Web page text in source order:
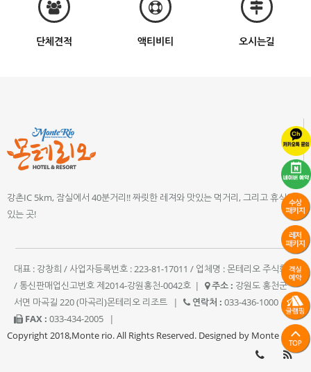
단체견적 액티비티 오시는길
강촌IC 5km, 잠실에서 40분거리!! 짜릿한 레져와 맛있는 먹거리, 그리고 휴식이
있는 곳!
대표 : 강창희 / 사업자등록번호 : 223-81-17011 / 업체명 : 몬테리오 주식회사
/ 통신판매업신고번호 제2014-강원홍천-0042호 | 주소 : 강원도 홍천군
서면 마곡길 220 (마곡리)몬테리오 리조트
| 연락처 : 033-436-1000
|
FAX : 033-434-2005
|
Copyright 2018,Monte rio. All Rights Reserved. Designed by Monte rio.